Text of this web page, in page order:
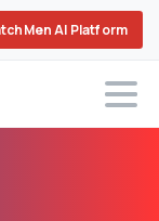
AI Platform